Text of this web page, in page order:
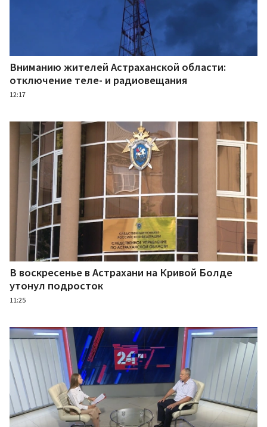
Вниманию жителей Астраханской области:
отключение теле- и радиовещания
12:17
В воскресенье в Астрахани на Кривой Болде
утонул подросток
11:25